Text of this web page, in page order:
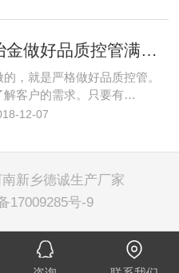
，就是严格做好品质控管。
解客户的需求。只要有…
12-07
新乡德诚生产厂家
17009285号-9